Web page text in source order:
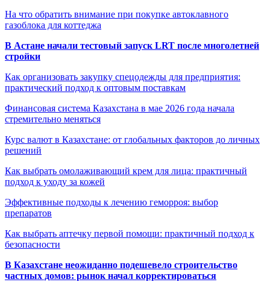
На что обратить внимание при покупке автоклавного
газоблока для коттеджа
В Астане начали тестовый запуск LRT после многолетней
стройки
Как организовать закупку спецодежды для предприятия:
практический подход к оптовым поставкам
Финансовая система Казахстана в мае 2026 года начала
стремительно меняться
Курс валют в Казахстане: от глобальных факторов до личных
решений
Как выбрать омолаживающий крем для лица: практичный
подход к уходу за кожей
Эффективные подходы к лечению геморроя: выбор
препаратов
Как выбрать аптечку первой помощи: практичный подход к
безопасности
В Казахстане неожиданно подешевело строительство
частных домов: рынок начал корректироваться